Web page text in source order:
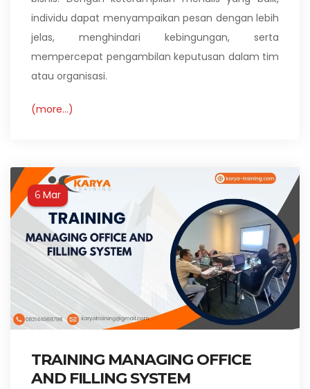
individu dapat menyampaikan pesan dengan lebih
jelas, menghindari kebingungan, serta
mempercepat pengambilan keputusan dalam tim
atau organisasi.
(more…)
6 Mar
TRAINING MANAGING OFFICE
AND FILLING SYSTEM